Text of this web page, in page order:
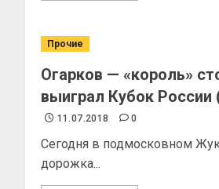
Прочие
Огарков — «король»
выиграл Кубок России
11.07.2018 0
Сегодня в подмосковном
дорожка...